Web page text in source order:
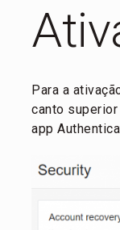
Para a
canto
app